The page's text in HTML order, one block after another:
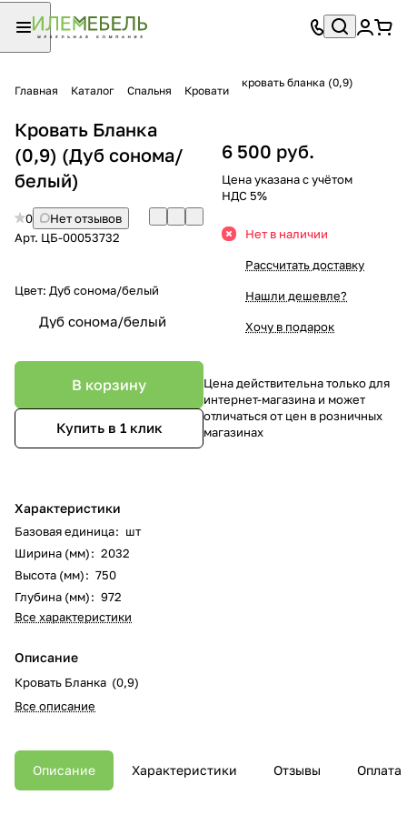
Главная Каталог Спальня Кровати
кровать бланка (0,9)
Кровать Бланка
(0,9) (Дуб сонома/
белый)
0
Нет отзывов
Арт. ЦБ-00053732
Цвет: Дуб сонома/белый
Дуб сонома/белый
В корзину
Купить в 1 клик
Характеристики
Базовая единица: шт
Ширина (мм): 2032
Высота (мм): 750
Глубина (мм): 972
Все характеристики
Описание
Кровать Бланка (0,9)
Все описание
6 500 руб.
Цена указана с учётом
НДС 5%
Нет в наличии
Рассчитать доставку
Нашли дешевле?
Хочу в подарок
Цена действительна только для
интернет-магазина и может
отличаться от цен в розничных
магазинах
Описание Характеристики Отзывы Оплата